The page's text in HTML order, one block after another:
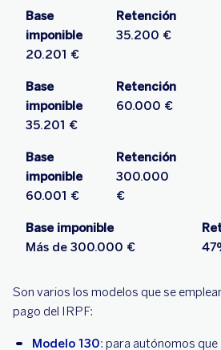
Base
imponible
20.201 €
Retención
35.200 €
Base
imponible
35.201 €
Retención
60.000 €
Base
imponible
60.001 €
Retención
300.000
€
Base imponible
Más de 300.000 €
Son varios los modelos que se
pago del IRPF:
Modelo 130: para autónomos que